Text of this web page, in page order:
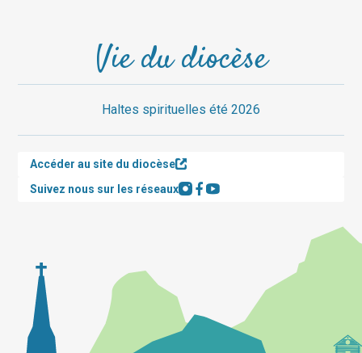
Vie du diocèse
Haltes spirituelles été 2026
Accéder au site du diocèse
Suivez nous sur les réseaux